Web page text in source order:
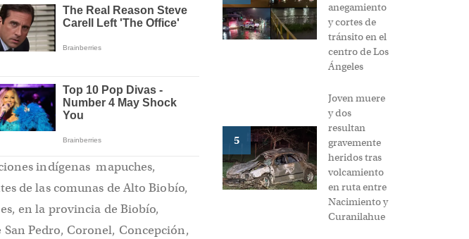
indígenas mapuches,
de las comunas de Alto Biobío,
en la provincia de Biobío,
Pedro, Coronel, Concepción,
anegamiento
y cortes de
tránsito en el
centro de Los
Ángeles
5
Joven muere
y dos
resultan
gravemente
heridos tras
volcamiento
en ruta entre
Nacimiento y
Curanilahue